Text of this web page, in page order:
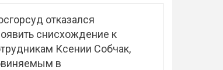
отказался
снисхождение к
Ксении Собчак,
в